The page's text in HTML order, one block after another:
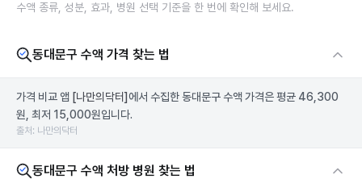
수액 종류, 성분, 효과, 병원 선택 기준을 한 번에 확인해 보세요.
동대문구 수액 가격 찾는 법
가격 비교 앱 [나만의닥터] 에서 수집한 동대문구 수액 가격은 평균 46,300
원, 최저 15,000원입니다.
출처: 나만의닥터
동대문구 수액 처방 병원 찾는 법